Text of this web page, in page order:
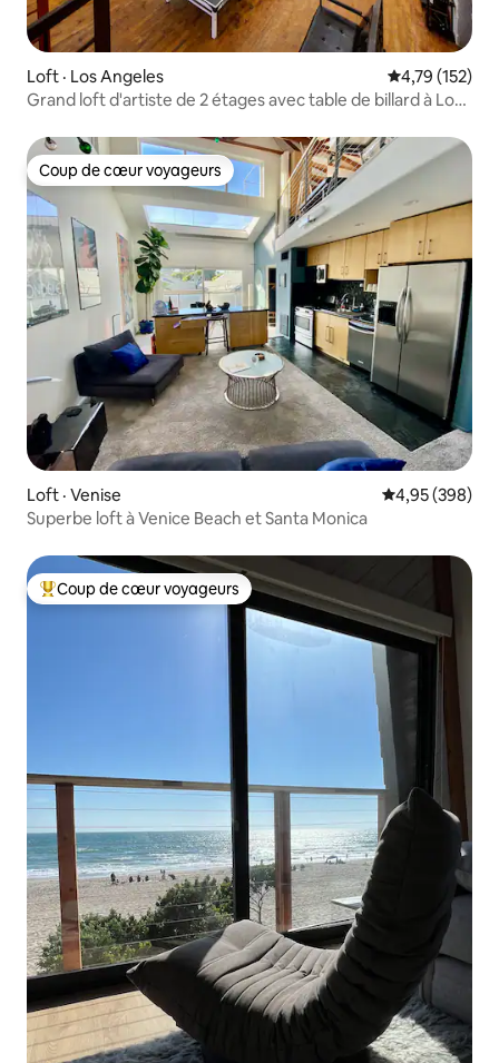
Loft · Los Angeles Note
4,79 (152)
Grand loft d'artiste de 2 étages avec table de billard à Los
Coup de cœur voyageurs
Coup de cœur voyageurs
Loft · Venise Note
4,95 (398)
Superbe loft à Venice Beach et Santa Monica
Coup de cœur voyageurs parmi les plus aimés
Coup de cœur voyageurs